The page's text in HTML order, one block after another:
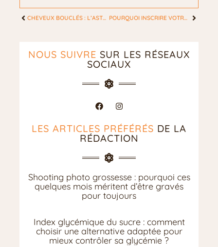
CHEVEUX BOUCLÉS : L’ASTUCE À CONNAÎTRE ! POURQUOI INSCRIRE VOTRE ENFANT DANS UNE ÉCOLE MONTESSORI ?
NOUS SUIVRE SUR LES RÉSEAUX
SOCIAUX
LES ARTICLES PRÉFÉRÉS DE LA
RÉDACTION
Shooting photo grossesse : pourquoi ces
quelques mois méritent d’être gravés
pour toujours
Index glycémique du sucre : comment
choisir une alternative adaptée pour
mieux contrôler sa glycémie ?